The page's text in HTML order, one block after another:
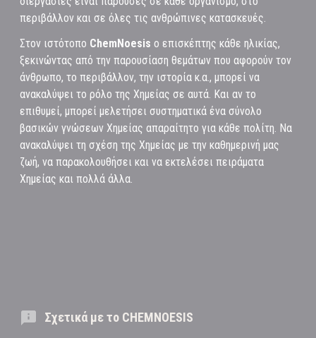
περιβάλλον και σε όλες τις ανθρώπινες κατασκευές.
Στον ιστότοπο ChemNoesis ο επισκέπτης κάθε ηλικίας,
ξεκινώντας από την παρουσίαση θεμάτων που αφορούν τον
άνθρωπο, το περιβάλλον, την ιστορία κ.α., μπορεί να
ανακαλύψει το ρόλο της Χημείας σε αυτά. Και αν το
επιθυμεί, μπορεί μελετήσει συστηματικά ένα σύνολο
βασικών γνώσεων Χημείας απαραίτητο για κάθε πολίτη. Να
ανακαλύψει τη σχέση της Χημείας με την καθημερινή μας
ζωή, να παρακολουθήσει και να εκτελέσει πειράματα
Χημείας και πολλά άλλα.
Σχετικά με το CHEMNOESIS